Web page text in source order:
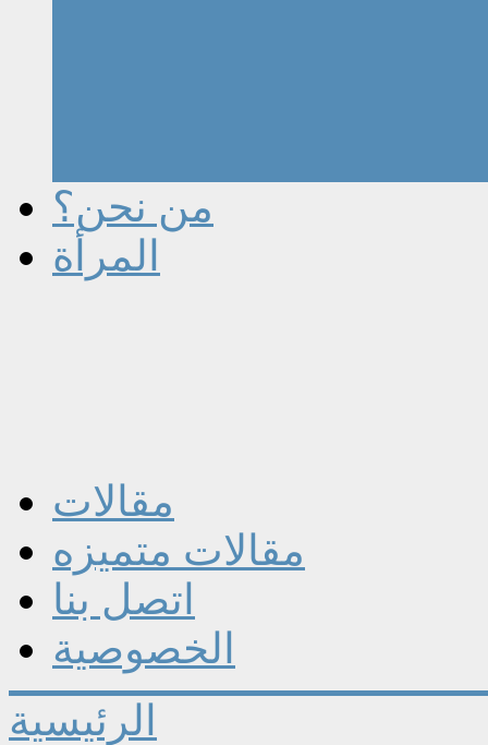
من نحن؟
المرأة
مقالات
مقالات متميزه
اتصل بنا
الخصوصية
الرئيسية